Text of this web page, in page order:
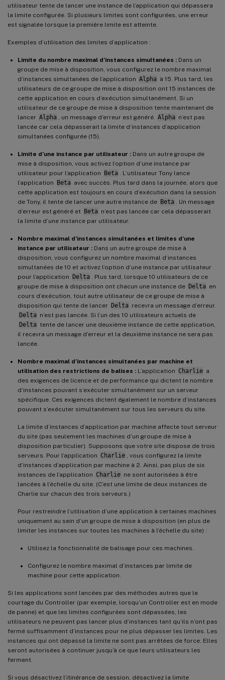
utilisateur tente de lancer une instance de l’application qui dépassera
la limite configurée. Si plusieurs limites sont configurées, une erreur
est signalée lorsque la première limite est atteinte.
Exemples d’utilisation des limites d’application :
Limite du nombre maximal d’instances simultanées : Dans un
groupe de mise à disposition, vous configurez le nombre maximal
d’instances simultanées de l’application Alpha à 15. Plus tard, les
utilisateurs de ce groupe de mise à disposition ont 15 instances de
cette application en cours d’exécution simultanément. Si un
utilisateur de ce groupe de mise à disposition tente maintenant de
lancer Alpha , un message d’erreur est généré. Alpha n’est pas
lancée car cela dépasserait la limite d’instances d’application
simultanées configurée (15).
Limite d’une instance par utilisateur : Dans un autre groupe de
mise à disposition, vous activez l’option d’une instance par
utilisateur pour l’application Beta
. L’utilisateur Tony lance
l’application Beta avec succès. Plus tard dans la journée, alors que
cette application est toujours en cours d’exécution dans la session
de Tony, il tente de lancer une autre instance de Beta
. Un message
d’erreur est généré et Beta n’est pas lancée car cela dépasserait
la limite d’une instance par utilisateur.
Nombre maximal d’instances simultanées et limites d’une
instance par utilisateur : Dans un autre groupe de mise à
disposition, vous configurez un nombre maximal d’instances
simultanées de 10 et activez l’option d’une instance par utilisateur
pour l’application Delta
. Plus tard, lorsque 10 utilisateurs de ce
groupe de mise à disposition ont chacun une instance de Delta en
cours d’exécution, tout autre utilisateur de ce groupe de mise à
disposition qui tente de lancer Delta recevra un message d’erreur.
Delta n’est pas lancée. Si l’un des 10 utilisateurs actuels de
Delta tente de lancer une deuxième instance de cette application,
il recevra un message d’erreur et la deuxième instance ne sera pas
lancée.
Nombre maximal d’instances simultanées par machine et
utilisation des restrictions de balises : L’application Charlie a
des exigences de licence et de performance qui dictent le nombre
d’instances pouvant s’exécuter simultanément sur un serveur
spécifique. Ces exigences dictent également le nombre d’instances
pouvant s’exécuter simultanément sur tous les serveurs du site.
La limite d’instances d’application par machine affecte tout serveur
du site (pas seulement les machines d’un groupe de mise à
disposition particulier). Supposons que votre site dispose de trois
serveurs. Pour l’application Charlie
, vous configurez la limite
d’instances d’application par machine à 2. Ainsi, pas plus de six
instances de l’application Charlie ne sont autorisées à être
lancées à l’échelle du site. (C’est une limite de deux instances de
Charlie sur chacun des trois serveurs.)
Pour restreindre l’utilisation d’une application à certaines machines
uniquement au sein d’un groupe de mise à disposition (en plus de
limiter les instances sur toutes les machines à l’échelle du site) :
Utilisez la fonctionnalité de balisage pour ces machines.
Configurez le nombre maximal d’instances par limite de
machine pour cette application.
Si les applications sont lancées par des méthodes autres que le
courtage du Controller (par exemple, lorsqu’un Controller est en mode
de panne) et que les limites configurées sont dépassées, les
utilisateurs ne peuvent pas lancer plus d’instances tant qu’ils n’ont pas
fermé suffisamment d’instances pour ne plus dépasser les limites. Les
instances qui ont dépassé la limite ne sont pas arrêtées de force. Elles
seront autorisées à continuer jusqu’à ce que leurs utilisateurs les
ferment.
Si vous désactivez l’itinérance de session, désactivez la limite